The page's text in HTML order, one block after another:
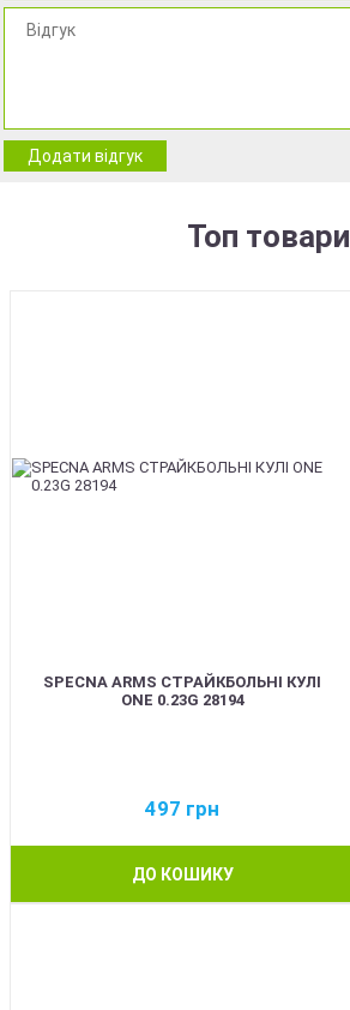
Додати відгук
Топ товари
SPECNA ARMS СТРАЙКБОЛЬНІ КУЛІ
ONE 0.23G 28194
497 грн
ДО КОШИКУ